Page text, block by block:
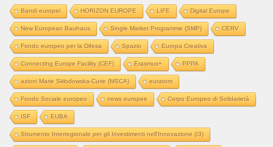
Bandi europei HORIZON EUROPE LIFE Digital Europe
New European Bauhaus Single Market Programme (SMP) CERV
Fondo europeo per la Difesa Spazio Europa Creativa
Connecting Europe Facility (CEF) Erasmus+ PPPA
azioni Marie Skłodowska-Curie (MSCA) euratom
Fondo Sociale europeo news europee Corpo Europeo di Solidarietà
ISF EUBA
Strumento Interregionale per gli Investimenti nell'Innovazione (I3)